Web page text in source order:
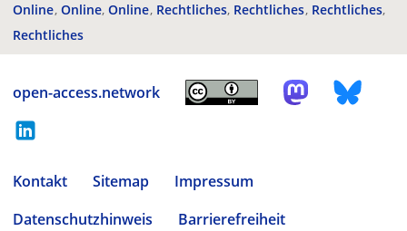
Online Online Online Rechtliches Rechtliches Rechtliches
Rechtliches
open-access.network
Kontakt Sitemap
Impressum
Datenschutzhinweis
Barrierefreiheit